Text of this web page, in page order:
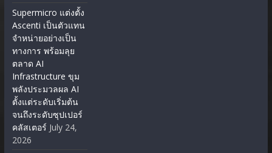
Supermicro แต่งตั้ง
Ascenti เป็นตัวแทน
จำหน่ายอย่างเป็น
ทางการ พร้อมลุย
ตลาด AI
Infrastructure ขุม
พลังประมวลผล AI
ตั้งแต่ระดับเริ่มต้น
จนถึงระดับซุปเปอร์
คลัสเตอร์ July 24,
2026